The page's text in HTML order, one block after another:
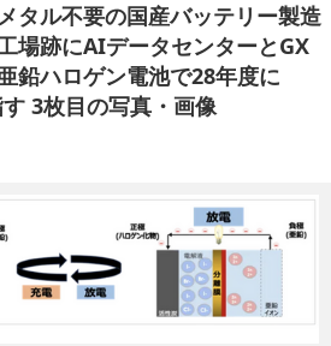
タル不要の国産バッテリー製造
場跡にAIデータセンターとGX
鉛ハロゲン電池で28年度に
3枚目の写真・画像